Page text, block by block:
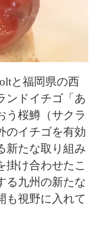
と福岡県の西
ンドイチゴ「あ
う桜鱒（サクラ
のイチゴを有効
新たな取り組み
掛け合わせたこ
る九州の新たな
も視野に入れて